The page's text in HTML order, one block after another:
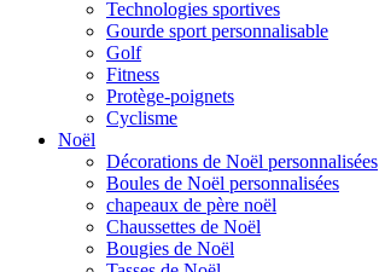
Technologies sportives
Gourde sport personnalisable
Golf
Fitness
Protège-poignets
Cyclisme
Noël
Décorations de Noël personnalisées
Boules de Noël personnalisées
chapeaux de père noël
Chaussettes de Noël
Bougies de Noël